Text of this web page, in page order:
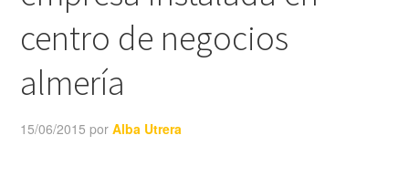
centro de negocios
almería
15/06/2015 porAlba Utrera